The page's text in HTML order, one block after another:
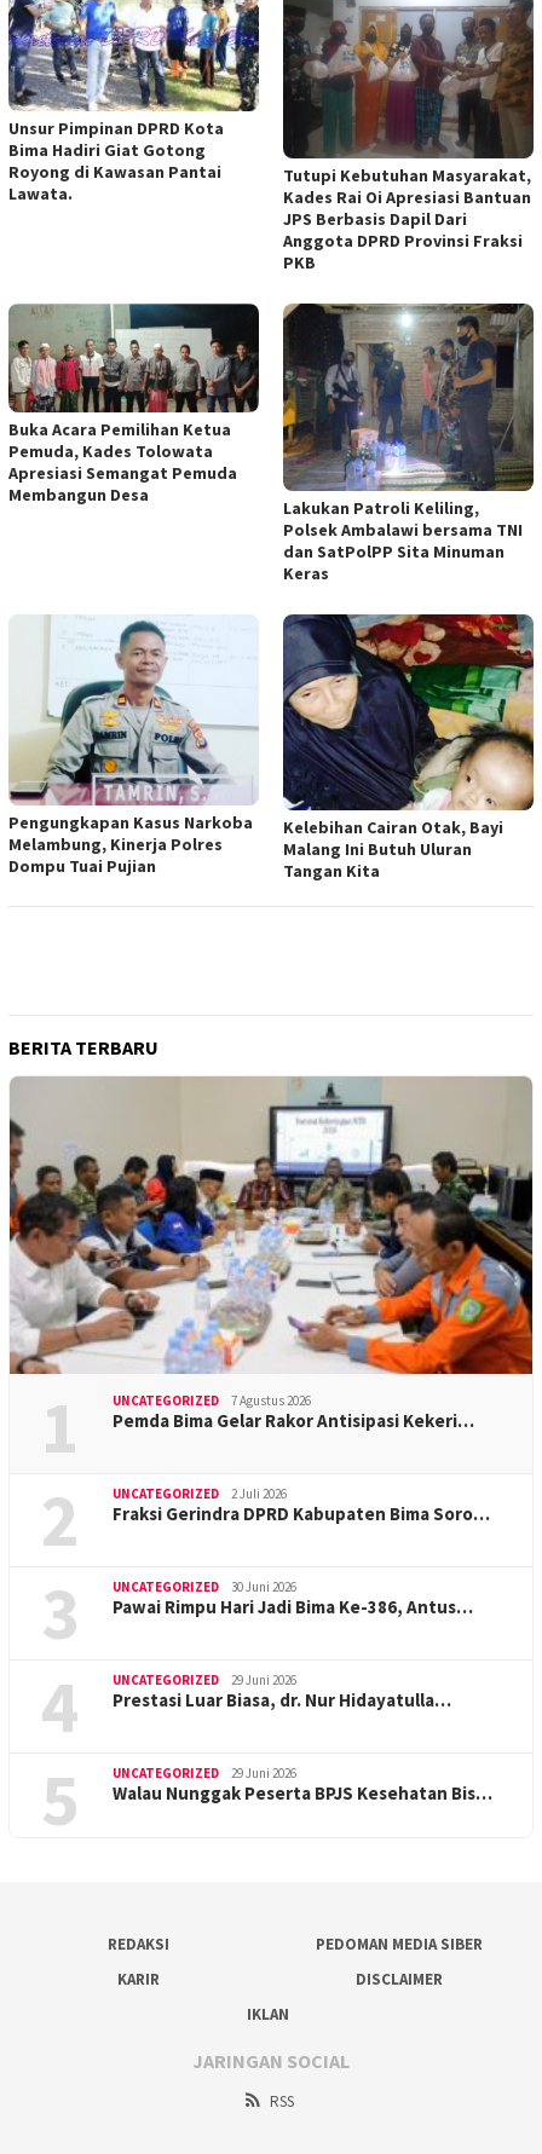
Unsur Pimpinan DPRD Kota
Bima Hadiri Giat Gotong
Royong di Kawasan Pantai
Lawata.
Tutupi Kebutuhan Masyarakat,
Kades Rai Oi Apresiasi Bantuan
JPS Berbasis Dapil Dari
Anggota DPRD Provinsi Fraksi
PKB
Buka Acara Pemilihan Ketua
Pemuda, Kades Tolowata
Apresiasi Semangat Pemuda
Membangun Desa
Lakukan Patroli Keliling,
Polsek Ambalawi bersama TNI
dan SatPolPP Sita Minuman
Keras
Pengungkapan Kasus Narkoba
Melambung, Kinerja Polres
Dompu Tuai Pujian
Kelebihan Cairan Otak, Bayi
Malang Ini Butuh Uluran
Tangan Kita
BERITA TERBARU
1 UNCATEGORIZED 7 Agustus 2026
Pemda Bima Gelar Rakor Antisipasi Kekeri…
2 UNCATEGORIZED 2 Juli 2026
Fraksi Gerindra DPRD Kabupaten Bima Soro…
3 UNCATEGORIZED 30 Juni 2026
Pawai Rimpu Hari Jadi Bima Ke-386, Antus…
4 UNCATEGORIZED 29 Juni 2026
Prestasi Luar Biasa, dr. Nur Hidayatulla…
5 UNCATEGORIZED 29 Juni 2026
Walau Nunggak Peserta BPJS Kesehatan Bis…
REDAKSI
PEDOMAN MEDIA SIBER
KARIR
DISCLAIMER
IKLAN
JARINGAN SOCIAL
RSS